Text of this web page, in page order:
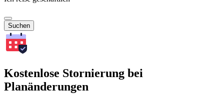
Suchen
Kostenlose Stornierung bei
Planänderungen